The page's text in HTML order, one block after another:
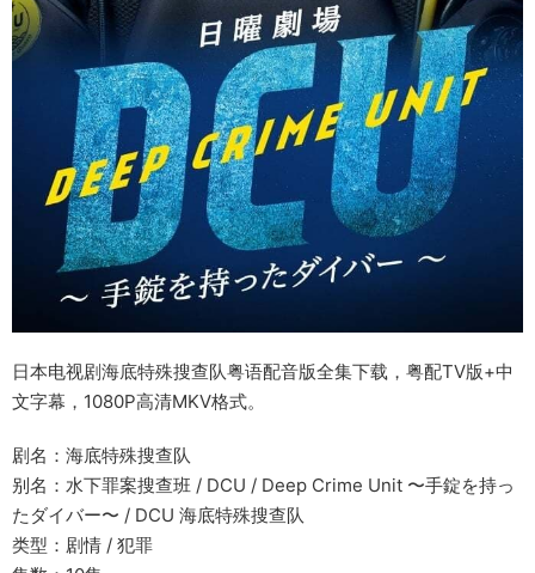
日本电视剧海底特殊搜查队粤语配音版全集下载，粤配TV版+中
文字幕，1080P高清MKV格式。
剧名：海底特殊搜查队
别名：水下罪案搜查班 / DCU / Deep Crime Unit 〜手錠を持っ
たダイバー〜 / DCU 海底特殊搜查队
类型：剧情 / 犯罪